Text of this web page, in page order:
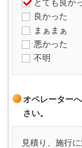
とても良か
良かった
まぁまぁ
悪かった
不明
オペレーター
さい。
見積り、施行